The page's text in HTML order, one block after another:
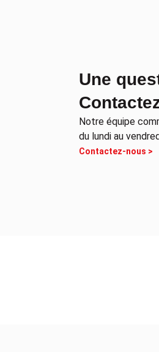
Une
Notre équipe
du lundi au
Contactez-nous >